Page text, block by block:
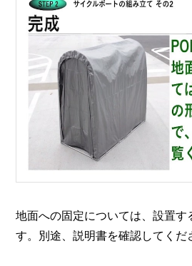
地面への固定については、設置す
す。別途、説明書を確認してくだ